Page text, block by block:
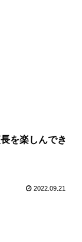
を楽しんでき
2022.09.21